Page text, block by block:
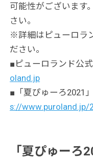
可能性がございます
さい。
※詳細はピューロラ
ださい。
■ピューロランド公
oland.jp
■「夏ぴゅーろ2021
s://www.puroland.jp/
「夏ぴゅーろ